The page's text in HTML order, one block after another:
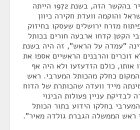
דבר נוסף שכדאי להזכיר בהקשר הזה, בשנת 1972 הייתה
והוקמה וועדת חקירה כיוון
מזרח ירושלים שעסקו בחיזוק
הקטן קדחו ארבעה חורים בכותל
"עמדה על הראש", זה היה בשנת
לא זוכרים והרבנים הראשיים אספו את
אותו, כולם הזדעזעו ולא היה אף
כחלק מהכותל המערבי. ראש
מייד וועדה שהכותרת של הדוח
עניין פעולות הבינוי
בחלקו הידוע בתור הכותל
ראש הממשלה הגברת גולדה מאיר".